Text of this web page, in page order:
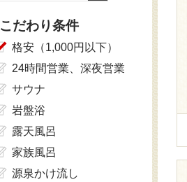
こだわり条件
格安（1,000円以下）
24時間営業、深夜営業
サウナ
岩盤浴
露天風呂
家族風呂
源泉かけ流し